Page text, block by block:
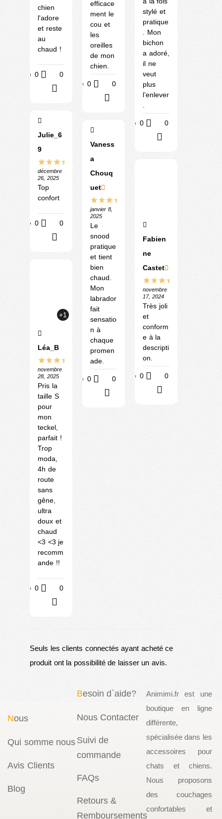
chien
l'adore
et reste
au
chaud !
Utile 0 0
Julie_6
9
décembre
26, 2025
Top
confort
Utile 0 0
+1
Léa_B
novembre
28, 2025
Pris la
taille S
pour
mon
teckel,
parfait !
Trop
moda,
4h de
route
sans
gêne,
ultra
doux et
chaud
<3 <3 je
recomm
ande !!
Utile 0 0
efficace
ment le
cou et
les
oreilles
de mon
chien.
Utile 0 0
Vaness
a
Chouq
uet
janvier 8,
2025
Le
snood
pratique
et tient
bien
chaud.
Mon
labrador
fait
sensatio
n à
chaque
promen
ade.
Utile 0 0
stylé et
pratique
. Mon
bichon
a adoré,
il ne
veut
plus
l’enlever
.
Utile 0 0
Fabien
ne
Castet
novembre
17, 2024
Très joli
et
conform
e à la
descripti
on.
Utile 0 0
Seuls les clients connectés ayant acheté ce
produit ont la possibilité de laisser un avis.
Nous
Qui somme nous
Avis Clients
Blog
Besoin d`aide?
Nous Contacter
Suivi de
commande
FAQs
Retours &
Remboursements
Animimi.fr est une
boutique en ligne
différente,
spécialisée dans les
accessoires pour
chats et chiens.
Nous proposons
des couchages
confortables et